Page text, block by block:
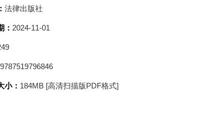
法律出版社
： 2024-11-01
9787519796846
小： 184MB [高清扫描版PDF格式]